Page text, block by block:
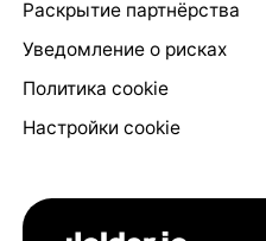
Раскрытие партнёрства
Уведомление о рисках
Политика cookie
Настройки cookie